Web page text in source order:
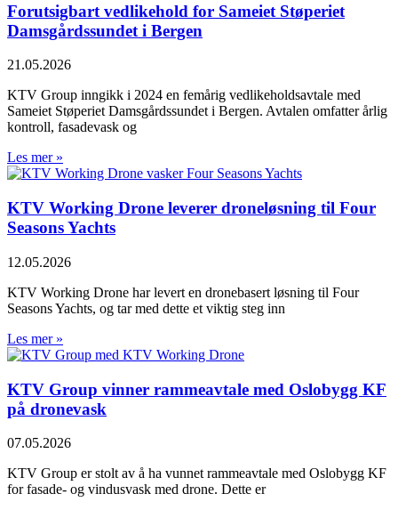
Forutsigbart vedlikehold for Sameiet Støperiet
Damsgårdssundet i Bergen
21.05.2026
KTV Group inngikk i 2024 en femårig vedlikeholdsavtale med
Sameiet Støperiet Damsgårdssundet i Bergen. Avtalen omfatter årlig
kontroll, fasadevask og
Les mer »
KTV Working Drone leverer droneløsning til Four
Seasons Yachts
12.05.2026
KTV Working Drone har levert en dronebasert løsning til Four
Seasons Yachts, og tar med dette et viktig steg inn
Les mer »
KTV Group vinner rammeavtale med Oslobygg KF
på dronevask
07.05.2026
KTV Group er stolt av å ha vunnet rammeavtale med Oslobygg KF
for fasade- og vindusvask med drone. Dette er